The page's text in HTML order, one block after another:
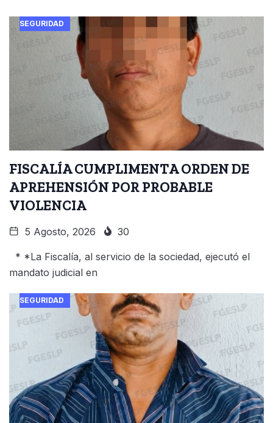
SEGURIDAD
FISCALÍA CUMPLIMENTA ORDEN DE
APREHENSIÓN POR PROBABLE
VIOLENCIA
5 Agosto, 2026 30
* *La Fiscalía, al servicio de la sociedad, ejecutó el
mandato judicial en
SEGURIDAD